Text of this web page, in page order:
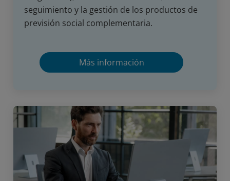
seguimiento y la gestión de los productos de
previsión social complementaria.
Más información